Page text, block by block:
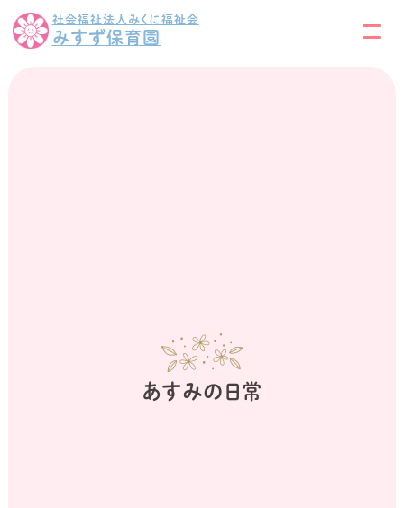
社会福祉法人みくに福祉会
みすず保育園
あすみの日常